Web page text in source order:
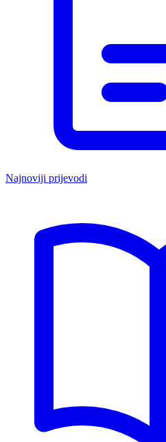
Najnoviji prijevodi